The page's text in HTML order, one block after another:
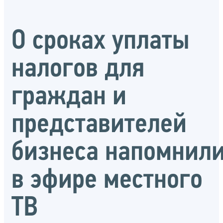
О сроках уплаты
налогов для
граждан и
представителей
бизнеса
в эфире местного
ТВ